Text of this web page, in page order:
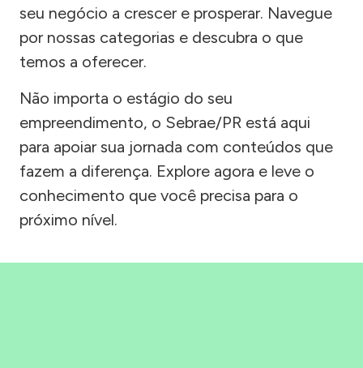
seu negócio a crescer e prosperar. Navegue
por nossas categorias e descubra o que
temos a oferecer.
Não importa o estágio do seu
empreendimento, o Sebrae/PR está aqui
para apoiar sua jornada com conteúdos que
fazem a diferença. Explore agora e leve o
conhecimento que você precisa para o
próximo nível.